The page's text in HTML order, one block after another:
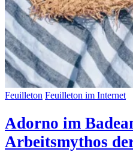
Feuilleton Feuilleton im Internet
Adorno im
Arbeitsmythos